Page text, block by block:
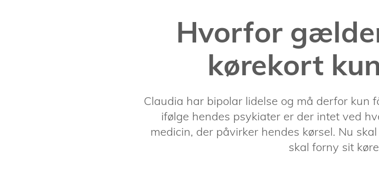
Hvorfor
kørekort
Claudia har bipolar lidelse og må derfor kun
ifølge hendes psykiater er der intet ved
medicin, der påvirker hendes kørsel. Nu
skal forny sit